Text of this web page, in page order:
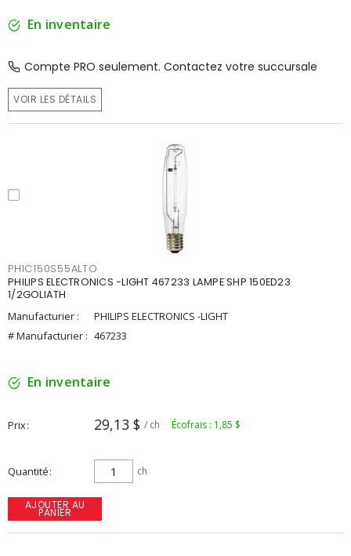
En inventaire
Compte PRO seulement. Contactez votre succursale
VOIR LES DÉTAILS
PHIC150S55ALTO
PHILIPS ELECTRONICS -LIGHT 467233 LAMPE SHP 150ED23
1/2GOLIATH
Manufacturier :
PHILIPS ELECTRONICS -LIGHT
# Manufacturier : 467233
En inventaire
Prix 29,13 $ / ch Écofrais : 1,85 $
Quantité ch
AJOUTER AU
PANIER